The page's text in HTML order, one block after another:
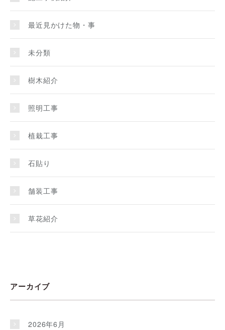
最近見かけた物・事
未分類
樹木紹介
照明工事
植栽工事
石貼り
舗装工事
草花紹介
アーカイブ
2026年6月